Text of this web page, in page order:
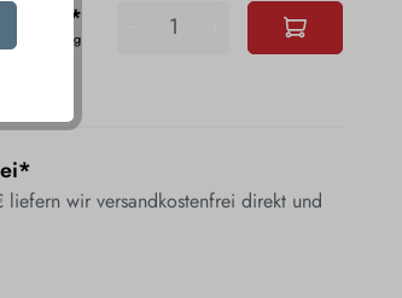
5,95 €*
0,12 € / 1 g
wir versandkostenfrei direkt und